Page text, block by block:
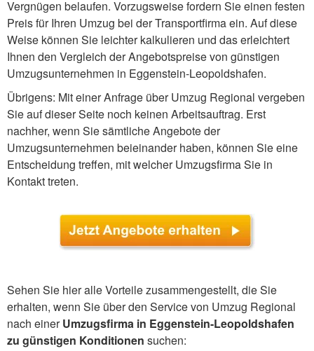
Vergnügen belaufen. Vorzugsweise fordern Sie einen festen
Preis für Ihren Umzug bei der Transportfirma ein. Auf diese
Weise können Sie leichter kalkulieren und das erleichtert
Ihnen den Vergleich der Angebotspreise von günstigen
Umzugsunternehmen in Eggenstein-Leopoldshafen.
Übrigens: Mit einer Anfrage über Umzug Regional vergeben
Sie auf dieser Seite noch keinen Arbeitsauftrag. Erst
nachher, wenn Sie sämtliche Angebote der
Umzugsunternehmen beieinander haben, können Sie eine
Entscheidung treffen, mit welcher Umzugsfirma Sie in
Kontakt treten.
Sehen Sie hier alle Vorteile zusammengestellt, die Sie
erhalten, wenn Sie über den Service von Umzug Regional
nach einerUmzugsfirma in Eggenstein-Leopoldshafen
zu günstigen Konditionen suchen: